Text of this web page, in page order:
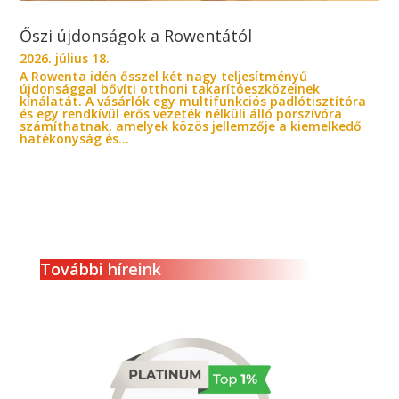
Őszi újdonságok a Rowentától
2026. július 18.
A Rowenta idén ősszel két nagy teljesítményű
újdonsággal bővíti otthoni takarítóeszközeinek
kínálatát. A vásárlók egy multifunkciós padlótisztítóra
és egy rendkívül erős vezeték nélküli álló porszívóra
számíthatnak, amelyek közös jellemzője a kiemelkedő
hatékonyság és...
További híreink